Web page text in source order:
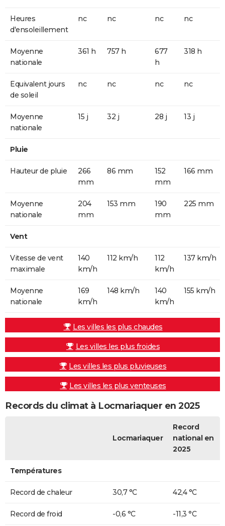
Heures
d'ensoleillement
nc nc nc nc
Moyenne
nationale
361 h 757 h
677
h
318 h
Equivalent jours
de soleil
nc nc nc nc
Moyenne
nationale
15 j 32 j 28 j 13 j
Pluie
Hauteur de pluie
266
mm
86 mm
152
mm
166 mm
Moyenne
nationale
204
mm
153 mm
190
mm
225 mm
Vent
Vitesse de vent
maximale
140
km/h
112 km/h
112
km/h
137 km/h
Moyenne
nationale
169
km/h
148 km/h
140
km/h
155 km/h
Les villes les plus chaudes
Les villes les plus froides
Les villes les plus pluvieuses
Les villes les plus venteuses
Records du climat à Locmariaquer en 2025
Locmariaquer
Record
national en
2025
Températures
Record de chaleur 30,7 °C 42,4 °C
Record de froid -0,6 °C -11,3 °C